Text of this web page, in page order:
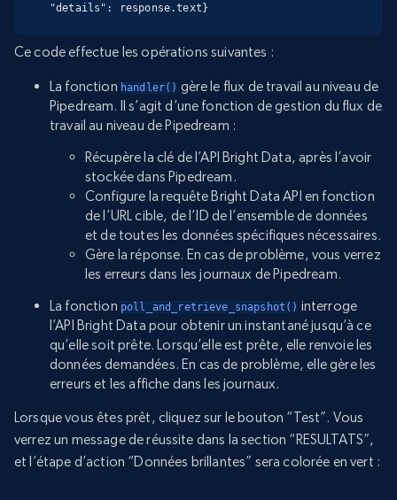
"details": response.text}
Ce code effectue les opérations suivantes :
La fonction handler() gère le flux de travail au niveau de
Pipedream. Il s’agit d’une fonction de gestion du flux de
travail au niveau de Pipedream :
Récupère la clé de l’API Bright Data, après l’avoir
stockée dans Pipedream.
Configure la requête Bright Data API en fonction
de l’URL cible, de l’ID de l’ensemble de données
et de toutes les données spécifiques nécessaires.
Gère la réponse. En cas de problème, vous verrez
les erreurs dans les journaux de Pipedream.
La fonction poll_and_retrieve_snapshot() interroge
l’API Bright Data pour obtenir un instantané jusqu’à ce
qu’elle soit prête. Lorsqu’elle est prête, elle renvoie les
données demandées. En cas de problème, elle gère les
erreurs et les affiche dans les journaux.
Lorsque vous êtes prêt, cliquez sur le bouton “Test”. Vous
verrez un message de réussite dans la section “RESULTATS”,
et l’étape d’action “Données brillantes” sera colorée en vert :